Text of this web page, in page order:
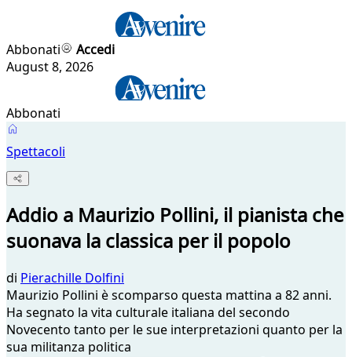
Abbonati
Accedi
August 8, 2026
Abbonati
Spettacoli
Addio a Maurizio Pollini, il pianista che
suonava la classica per il popolo
di Pierachille Dolfini
Maurizio Pollini è scomparso questa mattina a 82 anni.
Ha segnato la vita culturale italiana del secondo
Novecento tanto per le sue interpretazioni quanto per la
sua militanza politica